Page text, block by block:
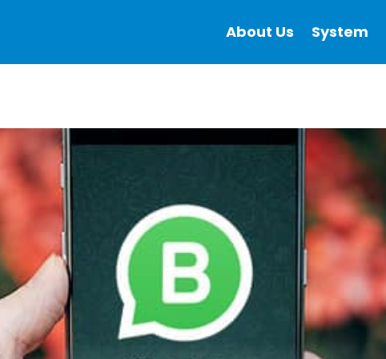
About Us System